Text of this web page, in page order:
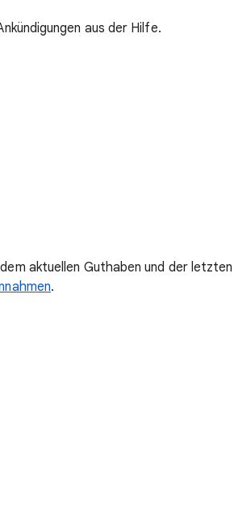
aus der Hilfe.
aktuellen Guthaben und der letzten
.